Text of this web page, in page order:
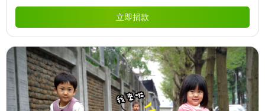
立即捐款